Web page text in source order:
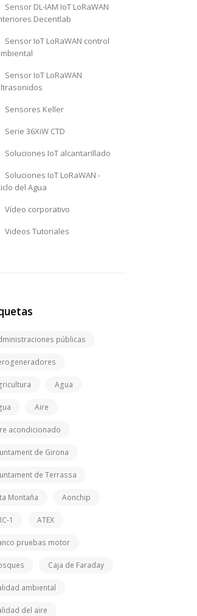
Sensor DL-IAM IoT LoRaWAN
Decentlab
Sensor IoT LoRaWAN control
Sensor IoT LoRaWAN
Sensores Keller
Serie 36XiW CTD
Soluciones IoT alcantarillado
Soluciones IoT LoRaWAN -
del Agua
Vídeo corporativo
Videos Tutoriales
públicas
Agua
Aire
acondicionado
de Girona
de Terrassa
Montaña Aonchip
1 ATEX
pruebas motor
Caja de Faraday
ambiental
del aire